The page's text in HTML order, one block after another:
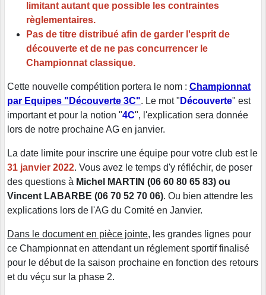
limitant autant que possible les contraintes
règlementaires.
Pas de titre distribué afin de garder l'esprit de
découverte et de ne pas concurrencer le
Championnat classique.
Cette nouvelle compétition portera le nom : Championnat
par Equipes "Découverte 3C". Le mot " Découverte" est
important et pour la notion "4C", l'explication sera donnée
lors de notre prochaine AG en janvier.
La date limite pour inscrire une équipe pour votre club est le
31 janvier 2022. Vous avez le temps d'y réfléchir, de poser
des questions à Michel MARTIN (06 60 80 65 83) ou
Vincent LABARBE (06 70 52 70 06). Ou bien attendre les
explications lors de l'AG du Comité en Janvier.
Dans le document en pièce jointe, les grandes lignes pour
ce Championnat en attendant un réglement sportif finalisé
pour le début de la saison prochaine en fonction des retours
et du véçu sur la phase 2.